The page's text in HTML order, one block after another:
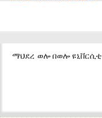
ማህደረ ወሎ በወሎ ዩኒቨርሲቲ